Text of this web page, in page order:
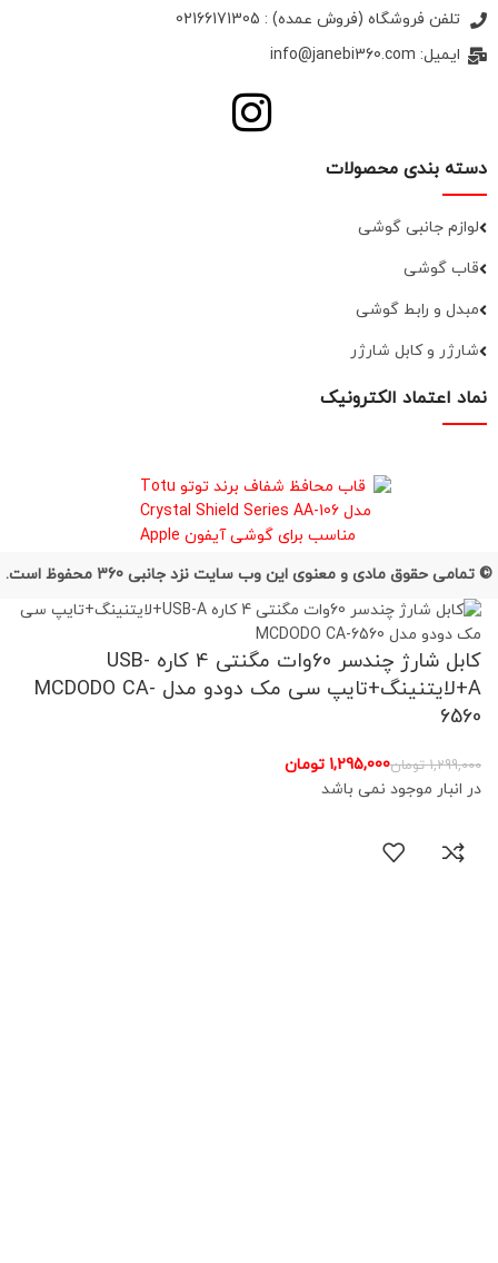
تلفن فروشگاه (فروش عمده) : 02166171305
ایمیل: info@janebi360.com
دسته بندی محصولات
لوازم جانبی گوشی
قاب گوشی
مبدل و رابط گوشی
شارژر و کابل شارژر
نماد اعتماد الکترونیک
© تمامی حقوق مادی و معنوی این وب سایت نزد جانبی 360 محفوظ است.
کابل شارژ چندسر 60وات مگنتی 4 کاره USB-
A+لایتنینگ+تایپ سی مک دودو مدل MCDODO CA-
6560
تومان
تومان
در انبار موجود نمی باشد